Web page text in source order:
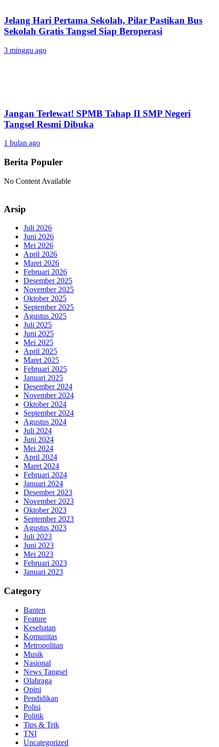
Jelang Hari Pertama Sekolah, Pilar Pastikan Bus
Sekolah Gratis Tangsel Siap Beroperasi
3 minggu ago
Jangan Terlewat! SPMB Tahap II SMP Negeri
Tangsel Resmi Dibuka
1 bulan ago
Berita Populer
No Content Available
Arsip
Juli 2026
Juni 2026
Mei 2026
April 2026
Maret 2026
Februari 2026
Desember 2025
November 2025
Oktober 2025
September 2025
Agustus 2025
Juli 2025
Juni 2025
Mei 2025
April 2025
Maret 2025
Februari 2025
Januari 2025
Desember 2024
November 2024
Oktober 2024
September 2024
Agustus 2024
Juli 2024
Juni 2024
Mei 2024
April 2024
Maret 2024
Februari 2024
Januari 2024
Desember 2023
November 2023
Oktober 2023
September 2023
Agustus 2023
Juli 2023
Juni 2023
Mei 2023
Februari 2023
Januari 2023
Category
Banten
Feature
Kesehatan
Komunitas
Metropolitan
Musik
Nasional
News Tangsel
Olahraga
Opini
Pendidikan
Polisi
Politik
Tips & Trik
TNI
Uncategorized